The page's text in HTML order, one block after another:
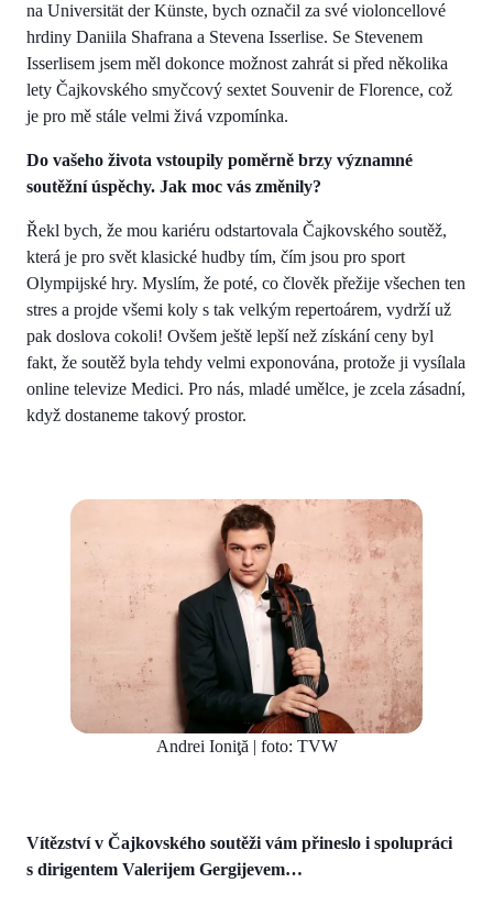
na Universität der Künste, bych označil za své violoncellové
hrdiny Daniila Shafrana a Stevena Isserlise. Se Stevenem
Isserlisem jsem měl dokonce možnost zahrát si před několika
lety Čajkovského smyčcový sextet Souvenir de Florence, což
je pro mě stále velmi živá vzpomínka.
Do vašeho života vstoupily poměrně brzy významné
soutěžní úspěchy. Jak moc vás změnily?
Řekl bych, že mou kariéru odstartovala Čajkovského soutěž,
která je pro svět klasické hudby tím, čím jsou pro sport
Olympijské hry. Myslím, že poté, co člověk přežije všechen ten
stres a projde všemi koly s tak velkým repertoárem, vydrží už
pak doslova cokoli! Ovšem ještě lepší než získání ceny byl
fakt, že soutěž byla tehdy velmi exponována, protože ji vysílala
online televize Medici. Pro nás, mladé umělce, je zcela zásadní,
když dostaneme takový prostor.
Andrei Ioniţă | foto: TVW
Vítězství v Čajkovského soutěži vám přineslo i spolupráci
s dirigentem Valerijem Gergijevem…